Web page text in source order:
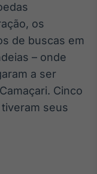
os
de buscas em
– onde
a ser
Cinco
seus